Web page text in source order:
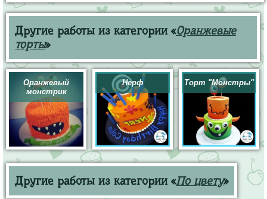
Другие работы из категории «Оранжевые
торты»
Оранжевый
монстрик
Нерф Торт "Монстры"
Другие работы из категории «По цвету»